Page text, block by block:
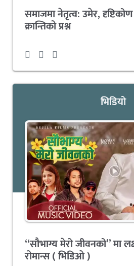
समाजमा नेतृत्व: उमेर,
क्रान्तिको प्रश्न
भिडियो
“सौभाग्य मेरो जीवनको” मा
रोमान्स ( भिडिओ )